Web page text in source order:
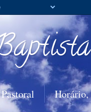
Pastoral Horário,